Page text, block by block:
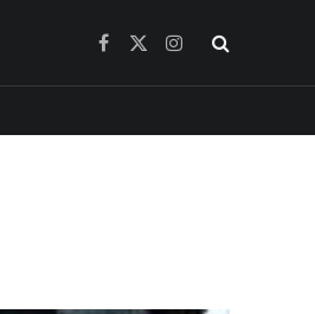
Facebook
X
Instagram